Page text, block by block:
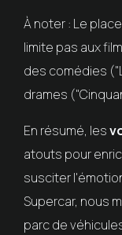
À noter : Le
limite pas aux
des comédies
drames
En résumé, les
atouts pour
susciter
Supercar, nous
parc de